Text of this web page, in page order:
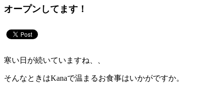
オープンしてます！
寒い日が続いていますね、、
そんなときはKanaで温まるお食事はいかがですか。